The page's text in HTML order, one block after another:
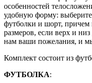
особенностей
удобную форму:
футболки и шорт,
размеров, если верх и
нам ваши пожелания, и
Комплект состоит из
ФУТБОЛКА: